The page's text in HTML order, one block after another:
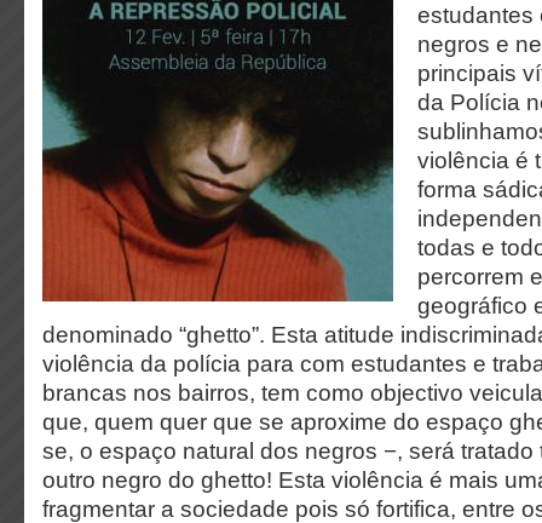
estudantes
negros e
principais
da Polícia
violência é
forma
todas e
percorrem
geográfico
denominado “ghetto”. Esta atitude
violência da polícia para com estudantes e
brancas nos bairros, tem como objectivo
que, quem quer que se aproxime do espaço
se, o espaço natural dos negros −, será tratado
outro negro do ghetto! Esta violência é mais
fragmentar a sociedade pois só fortifica, entre